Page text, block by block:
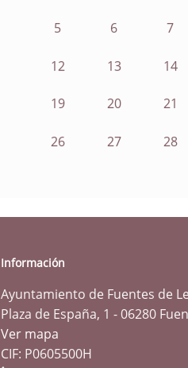
5 6 7
12 13 14
19 20 21
26 27 28
Información
Ayuntamiento de Fuentes de
Plaza de España, 1 - 06280
Ver mapa
CIF: P0605500H